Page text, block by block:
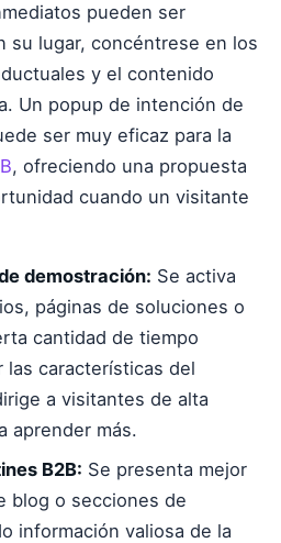
pueden ser
su lugar, concéntrese en los
y el contenido
Un popup de intención de
ser muy eficaz para la
, ofreciendo una propuesta
cuando un visitante
demostración: Se activa
páginas de soluciones o
cantidad de tiempo
las características del
a visitantes de alta
aprender más.
B2B: Se presenta mejor
blog o secciones de
información valiosa de la